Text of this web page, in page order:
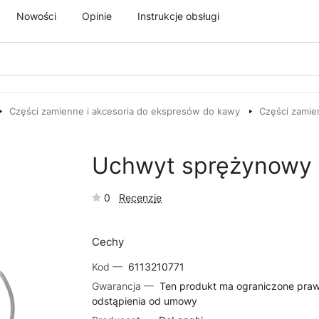
Nowości Opinie Instrukcje obsługi
Części zamienne i akcesoria do ekspresów do kawy Części
Uchwyt sprężynowy
0 Recenzje
Cechy
Kod — 6113210771
Gwarancja — Ten produkt ma ograniczone
odstąpienia od umowy